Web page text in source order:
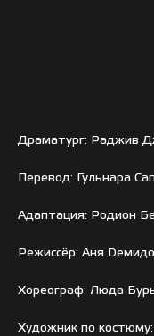
Драматург: Раджив
Перевод: Гульнара
Адаптация: Родион
Режиссёр: Аня
Хореограф: Люда
Художник по